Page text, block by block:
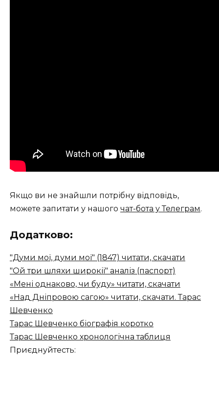
Якщо ви не знайшли потрібну відповідь,
можете запитати у нашого чат-бота у Телеграм.
Додатково:
"Думи мої, думи мої" (1847) читати, скачати
"Ой три шляхи широкії" аналіз (паспорт)
«Мені однаково, чи буду» читати, скачати
«Над Дніпровою сагою» читати, скачати. Тарас
Шевченко
Тарас Шевченко біографія коротко
Тарас Шевченко хронологічна таблиця
Приєднуйтесть: